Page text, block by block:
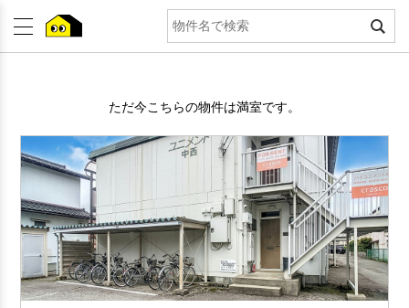
ただ今こちらの物件は満室です。